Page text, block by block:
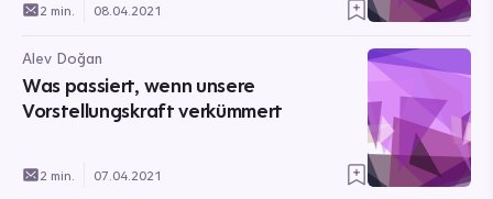
2 min. 08.04.2021
Alev Doğan
Was passiert, wenn unsere
Vorstellungskraft verkümmert
2 min. 07.04.2021